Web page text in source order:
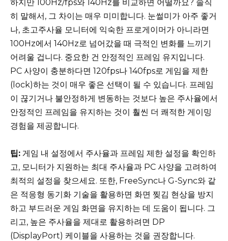
하지만 100Hz/fps와 140Hz를 비교하면 어떨까요? 솔직
히 말해서, 그 차이는 매우 미미합니다. 눈썰미가 아주 좋거
나, 초고주사율 모니터에 익숙한 프로게이머가 아니라면
100Hz에서 140Hz로 넘어갔을 때 극적인 변화를 느끼기
어려울 겁니다. 중요한 건 안정적인 프레임 유지입니다.
PC 사양이 충분하다면 120fps나 140fps로 게임을 제한
(lock)하는 것이 매우 좋은 선택이 될 수 있습니다. 프레임
이 끊기거나 불안정하게 변동하는 것보다 높은 주사율에서
안정적인 프레임을 유지하는 것이 훨씬 더 쾌적한 게이밍
경험을 제공합니다.
팁: 게임 내 설정에서 주사율과 프레임 제한 설정을 확인하
고, 모니터가 지원하는 최대 주사율과 PC 사양을 고려하여
최적의 설정을 찾으세요. 또한, FreeSync나 G-Sync와 같
은 적응형 동기화 기술을 활용하면 화면 찢김 현상을 방지
하고 부드러운 게임 화면을 유지하는 데 도움이 됩니다. 그
리고, 높은 주사율을 제대로 활용하려면 DP
(DisplayPort) 케이블을 사용하는 것을 권장합니다.